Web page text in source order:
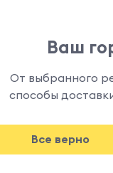
придутся к
брус
и
обивки — на
так как
интегрируются
и
Ваш
От выбранного
способы
Все верно